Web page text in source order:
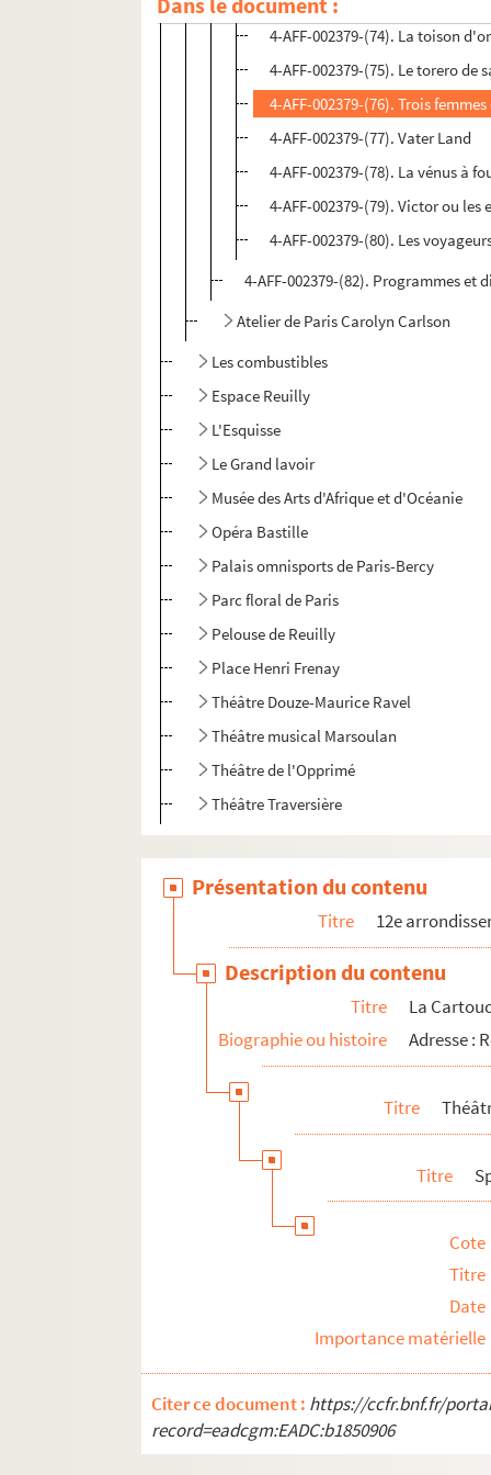
4-AFF-002379-(74). La toison d'or
4-AFF-002379-(75). Le torero de
4-AFF-002379-(76). Trois
4-AFF-002379-(77). Vater Land
4-AFF-002379-(78). La vénus à
4-AFF-002379-(79). Victor ou
4-AFF-002379-(80). Les
4-AFF-002379-(82). Programmes et
Atelier de Paris Carolyn Carlson
Les combustibles
Espace Reuilly
L'Esquisse
Le Grand lavoir
Musée des Arts d'Afrique et d'Océanie
Opéra Bastille
Palais omnisports de Paris-Bercy
Parc floral de Paris
Pelouse de Reuilly
Place Henri Frenay
Théâtre Douze-Maurice Ravel
Théâtre musical Marsoulan
Théâtre de l'Opprimé
Théâtre Traversière
Présentation du contenu
Titre 12e
Description du contenu
Titre
La
Biographie ou histoire
Adresse :
Titre
Titre
Cote
Titre
Date
Importance matérielle
Citer ce document : https://ccfr.bnf.fr/
record=eadcgm:EADC:b1850906